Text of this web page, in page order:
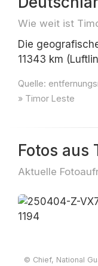
Wie weit ist
Die
11343 km
Quelle:
» Timor Leste
Fotos aus
Aktuelle
© Chief, National